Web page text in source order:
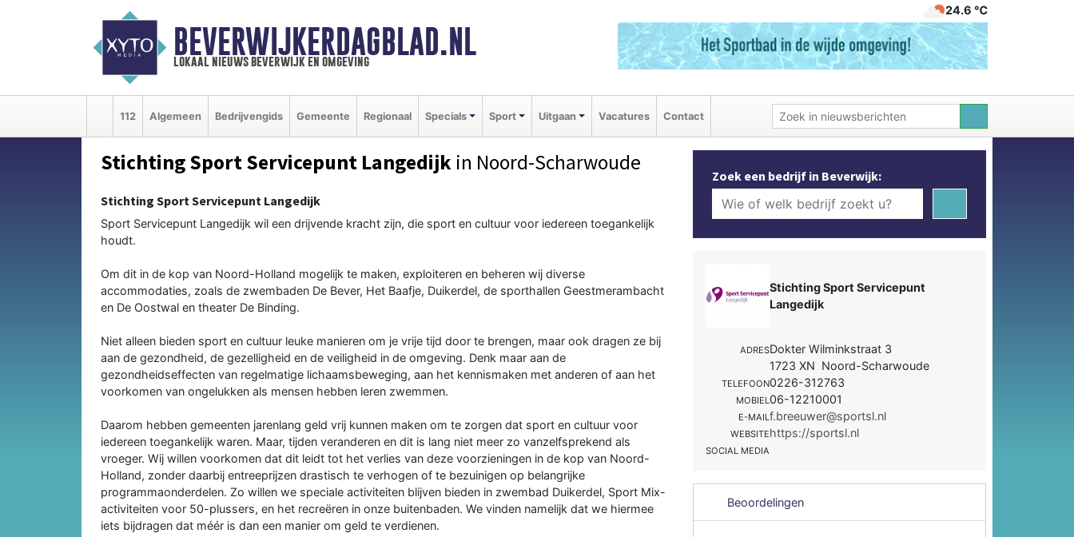
BEVERWIJKERDAGBLAD.NL
lokaal nieuws beverwijk en omgeving
24.6 ℃
112 Algemeen Bedrijvengids Gemeente Regionaal Specials Sport Uitgaan Vacatures Contact
Stichting Sport Servicepunt Langedijk in Noord-Scharwoude
Stichting Sport Servicepunt Langedijk
Sport Servicepunt Langedijk wil een drijvende kracht zijn, die sport en cultuur voor iedereen toegankelijk
houdt.
Om dit in de kop van Noord-Holland mogelijk te maken, exploiteren en beheren wij diverse
accommodaties, zoals de zwembaden De Bever, Het Baafje, Duikerdel, de sporthallen Geestmerambacht
en De Oostwal en theater De Binding.
Niet alleen bieden sport en cultuur leuke manieren om je vrije tijd door te brengen, maar ook dragen ze bij
aan de gezondheid, de gezelligheid en de veiligheid in de omgeving. Denk maar aan de
gezondheidseffecten van regelmatige lichaamsbeweging, aan het kennismaken met anderen of aan het
voorkomen van ongelukken als mensen hebben leren zwemmen.
Daarom hebben gemeenten jarenlang geld vrij kunnen maken om te zorgen dat sport en cultuur voor
iedereen toegankelijk waren. Maar, tijden veranderen en dit is lang niet meer zo vanzelfsprekend als
vroeger. Wij willen voorkomen dat dit leidt tot het verlies van deze voorzieningen in de kop van Noord-
Holland, zonder daarbij entreeprijzen drastisch te verhogen of te bezuinigen op belangrijke
programmaonderdelen. Zo willen we speciale activiteiten blijven bieden in zwembad Duikerdel, Sport Mix-
activiteiten voor 50-plussers, en het recreëren in onze buitenbaden. We vinden namelijk dat we hiermee
iets bijdragen dat méér is dan een manier om geld te verdienen.
Zoek een bedrijf in Beverwijk:
Stichting Sport Servicepunt
Langedijk
ADRESDokter Wilminkstraat 3
1723 XN Noord-Scharwoude
TELEFOON0226-312763
MOBIEL06-12210001
E-MAILf.breeuwer@sportsl.nl
WEBSITEhttps://sportsl.nl
SOCIAL MEDIA
Beoordelingen